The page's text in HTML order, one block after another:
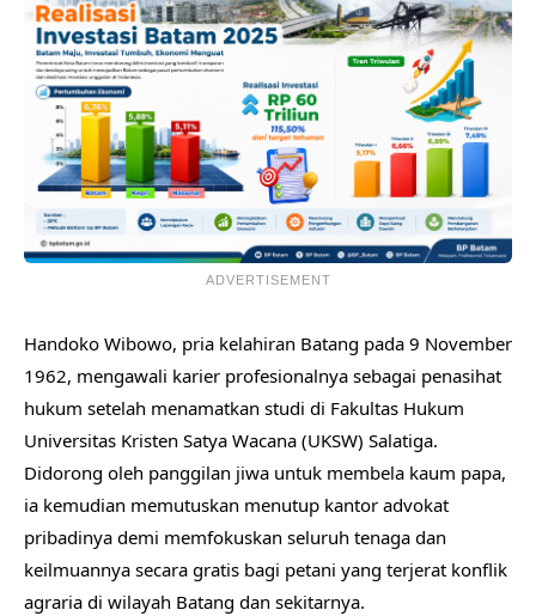
ADVERTISEMENT
​Handoko Wibowo, pria kelahiran Batang pada 9 November
1962, mengawali karier profesionalnya sebagai penasihat
hukum setelah menamatkan studi di Fakultas Hukum
Universitas Kristen Satya Wacana (UKSW) Salatiga.
Didorong oleh panggilan jiwa untuk membela kaum papa,
ia kemudian memutuskan menutup kantor advokat
pribadinya demi memfokuskan seluruh tenaga dan
keilmuannya secara gratis bagi petani yang terjerat konflik
agraria di wilayah Batang dan sekitarnya.